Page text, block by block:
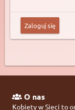
O nas
Kobiety w Sieci to